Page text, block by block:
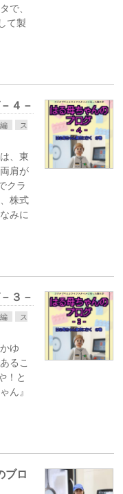
で、
て製
４－
ス
、東
肩が
クラ
株式
みに
３－
ス
ゆ
るこ
！と
ん』
ブロ